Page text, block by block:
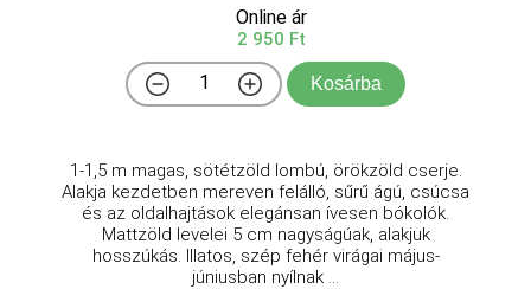
Online ár
2 950 Ft
Kosárba
1-1,5 m magas, sötétzöld lombú, örökzöld cserje.
Alakja kezdetben mereven felálló, sűrű ágú, csúcsa
és az oldalhajtások elegánsan ívesen bókolók.
Mattzöld levelei 5 cm nagyságúak, alakjuk
hosszúkás. Illatos, szép fehér virágai május-
júniusban nyílnak ...